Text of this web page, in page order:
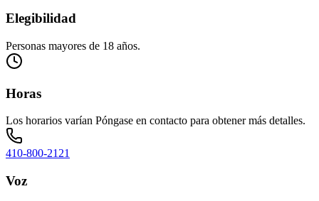
Elegibilidad
Personas mayores de 18 años.
Horas
Los horarios varían Póngase en contacto para obtener más detalles.
410-800-2121
Voz